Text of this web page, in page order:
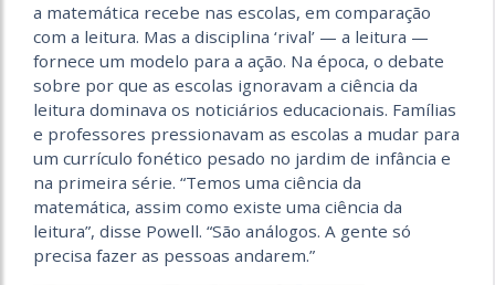
a matemática recebe nas escolas, em comparação
com a leitura. Mas a disciplina ‘rival’ — a leitura —
fornece um modelo para a ação. Na época, o debate
sobre por que as escolas ignoravam a ciência da
leitura dominava os noticiários educacionais. Famílias
e professores pressionavam as escolas a mudar para
um currículo fonético pesado no jardim de infância e
na primeira série. “Temos uma ciência da
matemática, assim como existe uma ciência da
leitura”, disse Powell. “São análogos. A gente só
precisa fazer as pessoas andarem.”